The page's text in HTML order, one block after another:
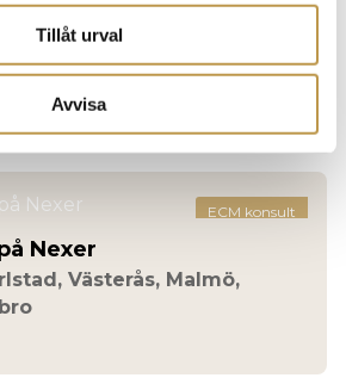
Tillåt urval
Avvisa
Förvaltningschef
Teknik
ECM konsult
Nexer
Västerås, Malmö,